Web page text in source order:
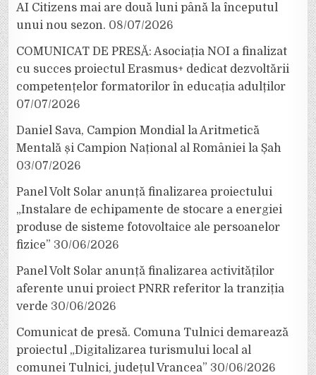
AI Citizens mai are două luni până la începutul
unui nou sezon. 08/07/2026
COMUNICAT DE PRESĂ: Asociația NOI a finalizat
cu succes proiectul Erasmus+ dedicat dezvoltării
competențelor formatorilor în educația adulților
07/07/2026
Daniel Sava, Campion Mondial la Aritmetică
Mentală și Campion Național al României la Șah
03/07/2026
Panel Volt Solar anunță finalizarea proiectului
„Instalare de echipamente de stocare a energiei
produse de sisteme fotovoltaice ale persoanelor
fizice” 30/06/2026
Panel Volt Solar anunță finalizarea activităților
aferente unui proiect PNRR referitor la tranziția
verde 30/06/2026
Comunicat de presă. Comuna Tulnici demarează
proiectul „Digitalizarea turismului local al
comunei Tulnici, județul Vrancea” 30/06/2026